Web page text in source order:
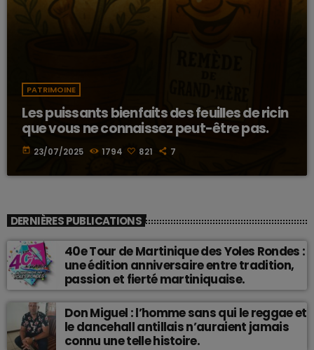
PATRIMOINE
Les puissants bienfaits des feuilles de ricin
que vous ne connaissez peut-être pas.
today 23/07/2025 1794 821 7
DERNIÈRES PUBLICATIONS
40e Tour de Martinique des Yoles Rondes :
une édition anniversaire entre tradition,
passion et fierté martiniquaise.
Don Miguel : l’homme sans qui le reggae et
le dancehall antillais n’auraient jamais
connu une telle histoire.